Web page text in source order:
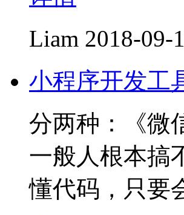
Liam 2018-09-
小程序开发工
分两种：《微
一般人根本搞
懂代码，只要